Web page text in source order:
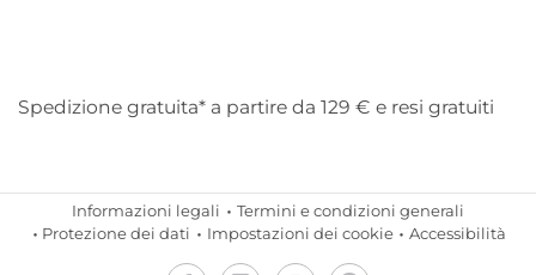
Spedizione gratuita* a partire da 129 € e resi gratuiti
Informazioni legali
Termini e condizioni generali
Protezione dei dati
Impostazioni dei cookie Accessibilità